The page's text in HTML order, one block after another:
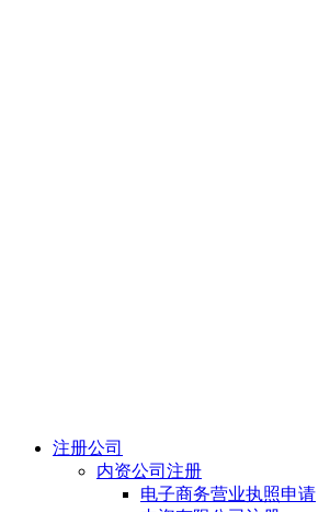
注册公司
内资公司注册
电子商务营业执照申请